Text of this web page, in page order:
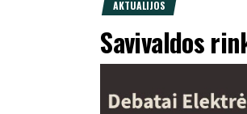
AKTUALIJOS
Savivaldos